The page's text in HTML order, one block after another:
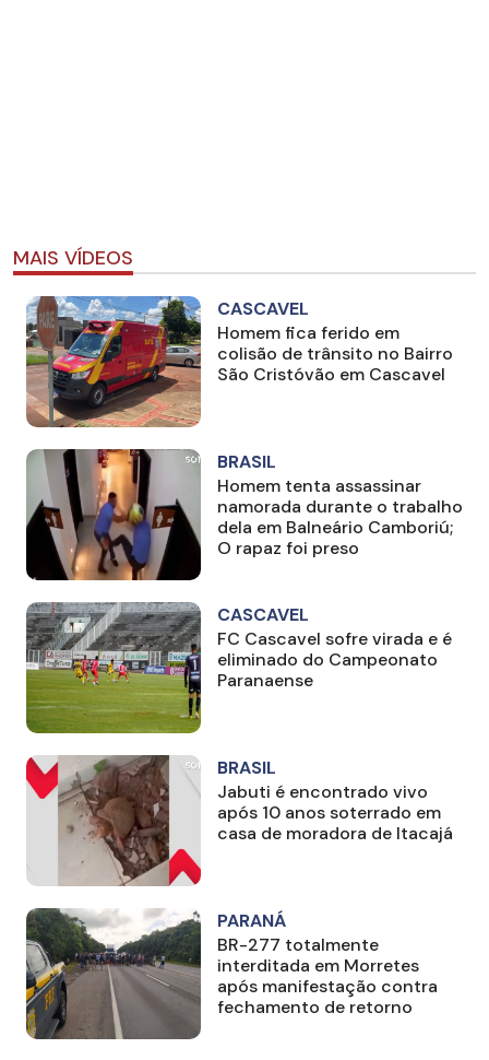
MAIS VÍDEOS
CASCAVEL
Homem fica ferido em
colisão de trânsito no Bairro
São Cristóvão em Cascavel
BRASIL
Homem tenta assassinar
namorada durante o trabalho
dela em Balneário Camboriú;
O rapaz foi preso
CASCAVEL
FC Cascavel sofre virada e é
eliminado do Campeonato
Paranaense
BRASIL
Jabuti é encontrado vivo
após 10 anos soterrado em
casa de moradora de Itacajá
PARANÁ
BR-277 totalmente
interditada em Morretes
após manifestação contra
fechamento de retorno